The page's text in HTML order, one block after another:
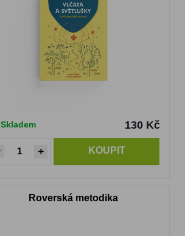
Skladem 130 Kč
KOUPIT
Roverská metodika